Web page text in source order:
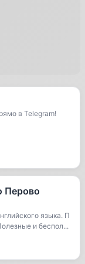
в Telegram!
Перово
языка. П
и беспол...